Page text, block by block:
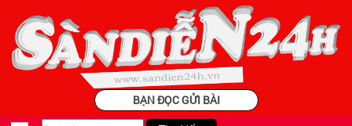
BẠN ĐỌC GỬI BÀI